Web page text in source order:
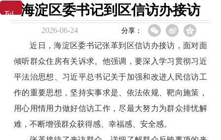
海淀区委书记到区信访办接访
2026-06-24 分享：
近日，海淀区委书记张革到区信访办接访，面对面
倾听群众住房有关诉求。他强调，要深入学习贯彻习近
平法治思想、习近平总书记关于加强和改进人民信访工
作的重要思想，坚持实事求是、依法依规、靶向施策，
用心用情用力做好信访工作，尽最大努力为群众排忧解
难，不断增强群众获得感、幸福感、安全感。